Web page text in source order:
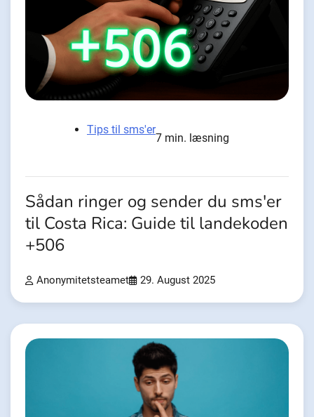
Tips til sms'er
7 min. læsning
Sådan ringer og sender du sms'er
til Costa Rica: Guide til landekoden
+506
Anonymitetsteamet 29. August 2025